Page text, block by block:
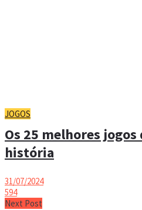
JOGOS
Os 25 melhores
história
31/07/2024
594
Next Post